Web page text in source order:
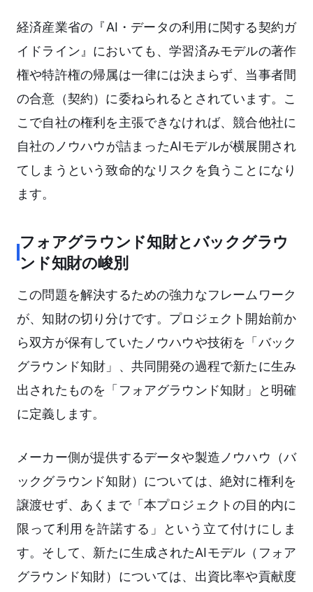
経済産業省の『AI・データの利用に関する契約ガ
イドライン』においても、学習済みモデルの著作
権や特許権の帰属は一律には決まらず、当事者間
の合意（契約）に委ねられるとされています。こ
こで自社の権利を主張できなければ、競合他社に
自社のノウハウが詰まったAIモデルが横展開され
てしまうという致命的なリスクを負うことになり
ます。
フォアグラウンド知財とバックグラウ
ンド知財の峻別
この問題を解決するための強力なフレームワーク
が、知財の切り分けです。プロジェクト開始前か
ら双方が保有していたノウハウや技術を「バック
グラウンド知財」、共同開発の過程で新たに生み
出されたものを「フォアグラウンド知財」と明確
に定義します。
メーカー側が提供するデータや製造ノウハウ（バ
ックグラウンド知財）については、絶対に権利を
譲渡せず、あくまで「本プロジェクトの目的内に
限って利用を許諾する」という立て付けにしま
す。そして、新たに生成されたAIモデル（フォア
グラウンド知財）については、出資比率や貢献度